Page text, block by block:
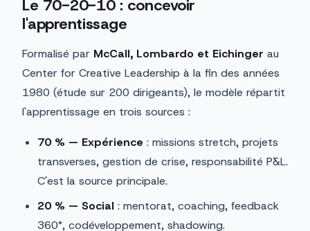
Le 70-20-10 : concevoir
l'apprentissage
Formalisé par McCall, Lombardo et Eichinger au
Center for Creative Leadership à la fin des années
1980 (étude sur 200 dirigeants), le modèle répartit
l'apprentissage en trois sources :
70 % — Expérience : missions stretch, projets
transverses, gestion de crise, responsabilité P&L.
C'est la source principale.
20 % — Social : mentorat, coaching, feedback
360°, codéveloppement, shadowing.